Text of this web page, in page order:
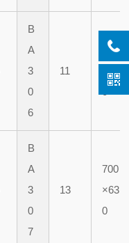
B
A
3
0
6
11
630
×42
B
A
3
0
7
13
700
×63
0